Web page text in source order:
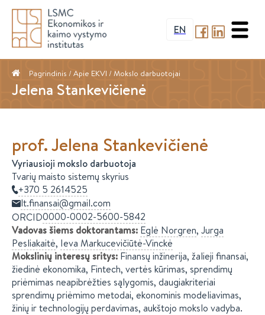
EN
Pagrindinis / Apie EKVI / Mokslo darbuotojai
Jelena Stankevičienė
prof.Jelena Stankevičienė
Vyriausioji mokslo darbuotoja
Tvarių maisto sistemų skyrius
+370 5 2614525
lt.finansai@gmail.com
ORCID0000-0002-5600-5842
Vadovas šiems doktorantams: Eglė Norgren, Jurga
Pesliakaitė, Ieva Markucevičiūtė-Vinckė
Mokslinių interesų sritys: Finansų inžinerija, žalieji finansai,
žiedinė ekonomika, Fintech, vertės kūrimas, sprendimų
priėmimas neapibrėžties sąlygomis, daugiakriteriai
sprendimų priėmimo metodai, ekonominis modeliavimas,
žinių ir technologijų perdavimas, aukštojo mokslo vadyba.